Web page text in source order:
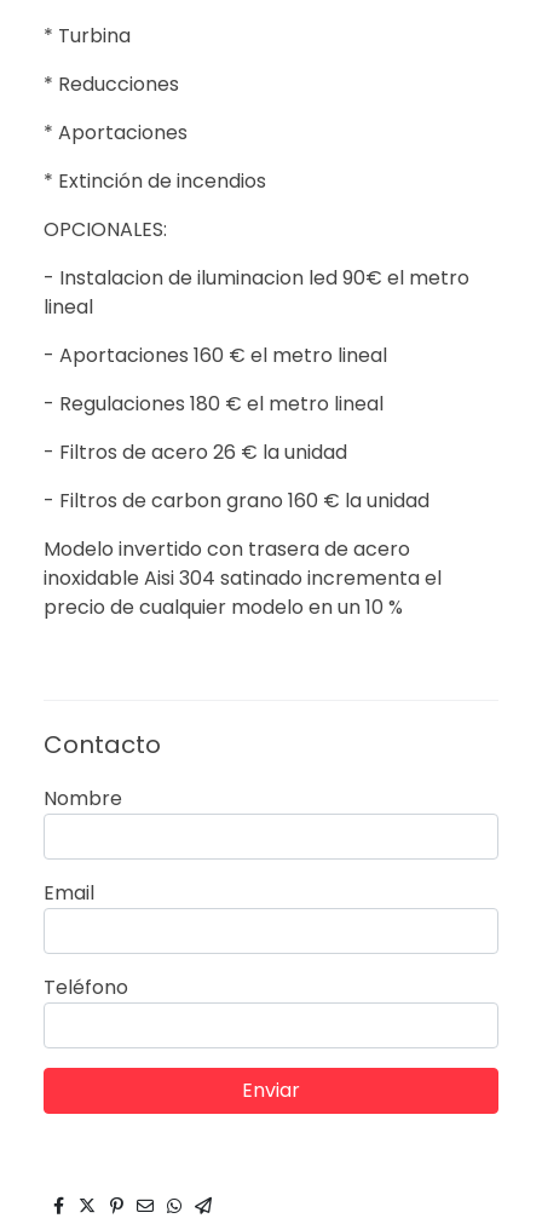
* Turbina
* Reducciones
* Aportaciones
* Extinción de incendios
OPCIONALES:
- Instalacion de iluminacion led 90€ el metro
lineal
- Aportaciones 160 € el metro lineal
- Regulaciones 180 € el metro lineal
- Filtros de acero 26 € la unidad
- Filtros de carbon grano 160 € la unidad
Modelo invertido con trasera de acero
inoxidable Aisi 304 satinado incrementa el
precio de cualquier modelo en un 10 %
Contacto
Nombre
Email
Teléfono
Enviar